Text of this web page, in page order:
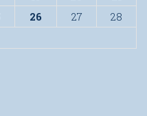
26 27
28